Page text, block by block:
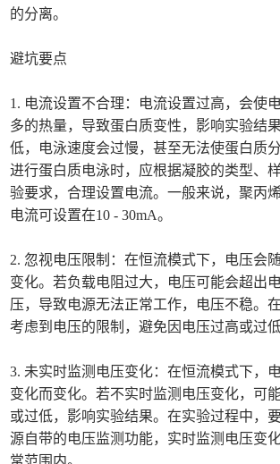
的分离。
避坑要点
1. 电流设置不合理：电流设置过高，会使
多的热量，导致蛋白质变性，影响实验结
低，电泳速度会过慢，甚至无法使蛋白质
进行蛋白质电泳时，应根据凝胶的类型、
验要求，合理设置电流。一般来说，聚丙
电流可设置在10 - 30mA。
2. 忽视电压限制：在恒流模式下，电压会
变化。若负载电阻过大，电压可能会超出
压，导致电源无法正常工作，电压不稳。
考虑到电压的限制，避免因电压过高或过
3. 未实时监测电压变化：在恒流模式下，
变化而变化。若不实时监测电压变化，可
或过低，影响实验结果。在实验过程中，
源自带的电压监测功能，实时监测电压变
常范围内。